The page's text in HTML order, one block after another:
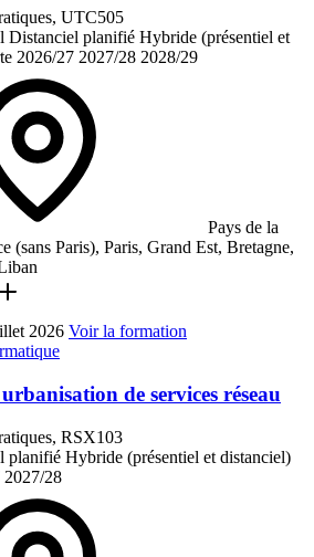
UTC505
Distanciel planifié Hybride (présentiel et
2026/27 2027/28 2028/29
Pays de la
(sans Paris), Paris, Grand Est, Bretagne,
2026 Voir la formation
de services réseau
RSX103
planifié Hybride (présentiel et distanciel)
2027/28